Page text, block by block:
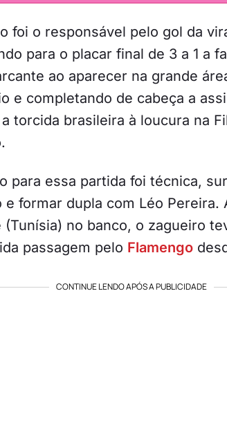
foi o responsável pelo gol da
para o placar final de 3 a 1 a
ao aparecer na grande
e completando de cabeça a
torcida brasileira à loucura na
para essa partida foi técnica,
e formar dupla com Léo Pereira.
(Tunísia) no banco, o zagueiro
passagem pelo Flamengo
CONTINUE LENDO APÓS A PUBLICIDADE